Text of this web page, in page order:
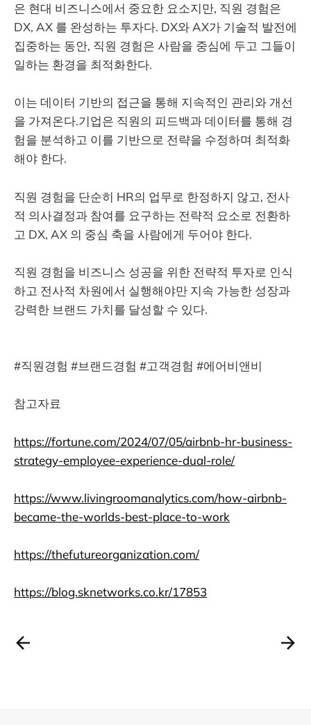
은 현대 비즈니스에서 중요한 요소지만, 직원 경험은
DX, AX 를 완성하는 투자다. DX와 AX가 기술적 발전에
집중하는 동안, 직원 경험은 사람을 중심에 두고 그들이
일하는 환경을 최적화한다.
이는 데이터 기반의 접근을 통해 지속적인 관리와 개선
을 가져온다.기업은 직원의 피드백과 데이터를 통해 경
험을 분석하고 이를 기반으로 전략을 수정하며 최적화
해야 한다.
직원 경험을 단순히 HR의 업무로 한정하지 않고, 전사
적 의사결정과 참여를 요구하는 전략적 요소로 전환하
고 DX, AX 의 중심 축을 사람에게 두어야 한다.
직원 경험을 비즈니스 성공을 위한 전략적 투자로 인식
하고 전사적 차원에서 실행해야만 지속 가능한 성장과
강력한 브랜드 가치를 달성할 수 있다.
#직원경험 #브랜드경험 #고객경험 #에어비앤비
참고자료
https://fortune.com/2024/07/05/airbnb-hr-business-
strategy-employee-experience-dual-role/
https://www.livingroomanalytics.com/how-airbnb-
became-the-worlds-best-place-to-work
https://thefutureorganization.com/
https://blog.sknetworks.co.kr/17853